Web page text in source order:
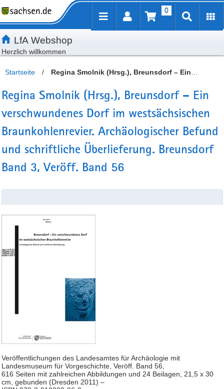
Inhalt
Kundenmenü
Artikelsuche
Servicemenü 0
LfA Webshop
Herzlich willkommen
Startseite /
Regina Smolnik (Hrsg.), Breunsdorf – Ein
Archäologischer Befund und schriftliche Überlieferung.
Breunsdorf Band 3, Veröff. Band 56
Regina Smolnik (Hrsg.), Breunsdorf – Ein
verschwundenes Dorf im westsächsischen
Braunkohlenrevier. Archäologischer Befund
und schriftliche Überlieferung. Breunsdorf
Band 3, Veröff. Band 56
Veröffentlichungen des Landesamtes für Archäologie mit
Landesmuseum für Vorgeschichte, Veröff. Band 56,
616 Seiten mit zahlreichen Abbildungen und 24 Beilagen, 21,5 x 30
cm, gebunden (Dresden 2011) –